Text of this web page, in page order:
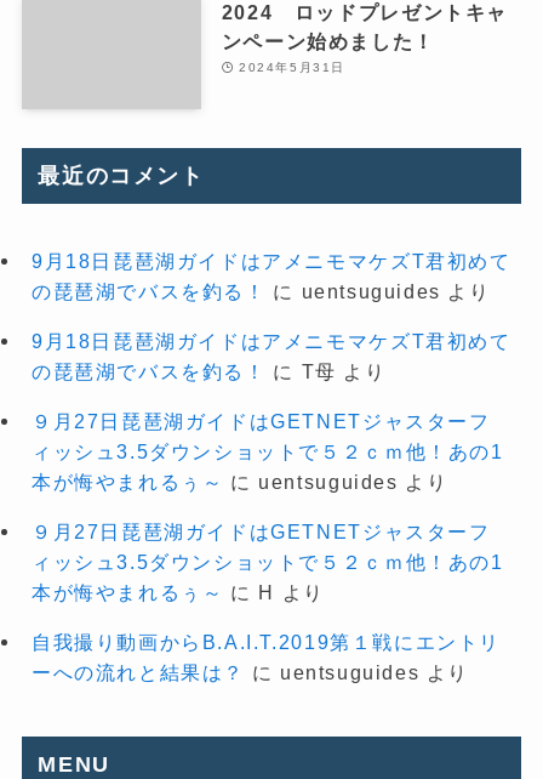
2024 ロッドプレゼントキャ
ンペーン始めました！
2024年5月31日
最近のコメント
9月18日琵琶湖ガイドはアメニモマケズT君初めて
の琵琶湖でバスを釣る！
に uentsuguides より
9月18日琵琶湖ガイドはアメニモマケズT君初めて
の琵琶湖でバスを釣る！
に T母 より
９月27日琵琶湖ガイドはGETNETジャスターフ
ィッシュ3.5ダウンショットで５２ｃｍ他！あの1
本が悔やまれるぅ～
に uentsuguides より
９月27日琵琶湖ガイドはGETNETジャスターフ
ィッシュ3.5ダウンショットで５２ｃｍ他！あの1
本が悔やまれるぅ～
に H より
自我撮り動画からB.A.I.T.2019第１戦にエントリ
ーへの流れと結果は？
に uentsuguides より
MENU